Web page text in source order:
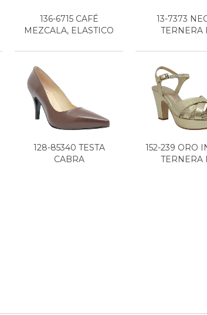
136-6715 CAFÉ
MEZCALA, ELASTICO
13-7373
TERNERA
128-85340 TESTA
CABRA
152-239 ORO
TERNERA